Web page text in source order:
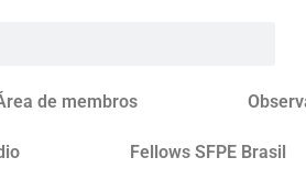
de membros
Fellows SFPE Brasil